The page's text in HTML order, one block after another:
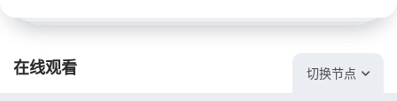
在线观看 切换节点